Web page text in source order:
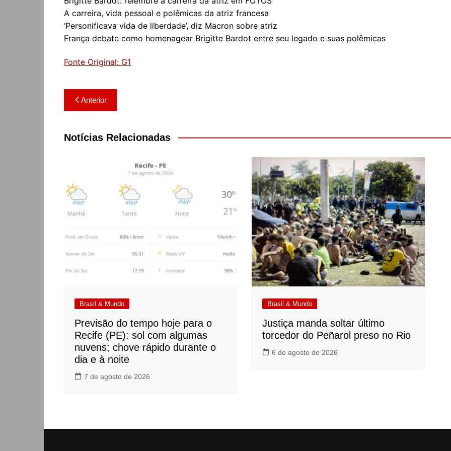
A carreira, vida pessoal e polêmicas da atriz francesa
‘Personificava vida de liberdade’, diz Macron sobre atriz
França debate como homenagear Brigitte Bardot entre seu legado e suas polêmicas
Fonte Original: G1
Navegação
de
Post
Anterior
Notícias Relacionadas
Brasil & Mundo
Previsão do tempo hoje para o
Recife (PE): sol com algumas
nuvens; chove rápido durante o
dia e à noite
7 de agosto de 2026
Brasil & Mundo
Justiça manda soltar último
torcedor do Peñarol preso no Rio
6 de agosto de 2026